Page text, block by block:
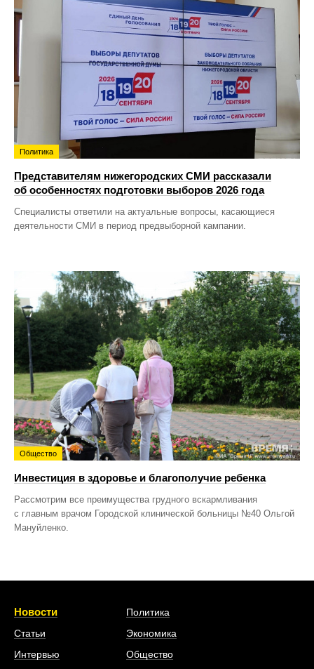
Политика
Представителям нижегородских СМИ рассказали
об особенностях подготовки выборов 2026 года
Специалисты ответили на актуальные вопросы, касающиеся
деятельности СМИ в период предвыборной кампании.
Общество
Инвестиция в здоровье и благополучие ребенка
Рассмотрим все преимущества грудного вскармливания
с главным врачом Городской клинической больницы №40 Ольгой
Мануйленко.
Новости
Статьи
Интервью
Политика
Экономика
Общество